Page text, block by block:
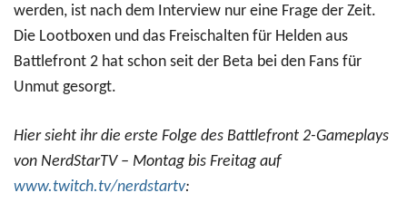
werden, ist nach dem Interview nur eine Frage der Zeit.
Die Lootboxen und das Freischalten für Helden aus
Battlefront 2 hat schon seit der Beta bei den Fans für
Unmut gesorgt.
Hier sieht ihr die erste Folge des Battlefront 2-Gameplays
von NerdStarTV – Montag bis Freitag auf
www.twitch.tv/nerdstartv: